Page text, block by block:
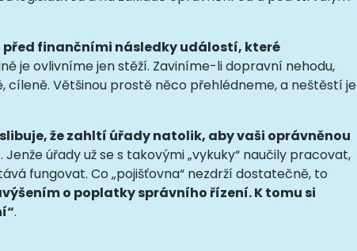
před finančními následky událostí, které
je ovlivníme jen stěží. Zaviníme-li dopravní nehodu,
cíleně. Většinou prostě něco přehlédneme, a neštěstí je
že zahltí úřady natolik, aby vaši oprávněnou
. Jenže úřady už se s takovými „vykuky“ naučily pracovat,
fungovat. Co „pojišťovna“ nezdrží dostatečně, to
o poplatky správního řízení. K tomu si
.